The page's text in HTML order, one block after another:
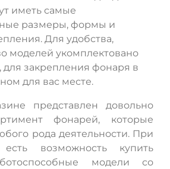
иметь самые
размеры, формы и
Для удобства,
моделей укомплектовано
закрепления фонаря в
для вас месте.
представлен довольно
фонарей, которые
рода деятельности. При
возможность купить
модели со